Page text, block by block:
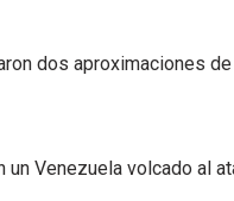
dos aproximaciones
Venezuela volcado al